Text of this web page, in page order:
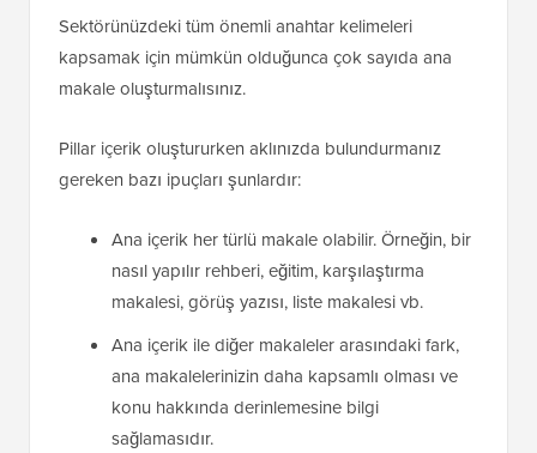
Sektörünüzdeki tüm önemli anahtar kelimeleri
kapsamak için mümkün olduğunca çok sayıda ana
makale oluşturmalısınız.
Pillar içerik oluştururken aklınızda bulundurmanız
gereken bazı ipuçları şunlardır:
Ana içerik her türlü makale olabilir. Örneğin, bir
nasıl yapılır rehberi, eğitim, karşılaştırma
makalesi, görüş yazısı, liste makalesi vb.
Ana içerik ile diğer makaleler arasındaki fark,
ana makalelerinizin daha kapsamlı olması ve
konu hakkında derinlemesine bilgi
sağlamasıdır.